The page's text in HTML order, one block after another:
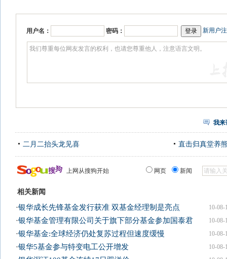
用户名： 密码： 新用户
我来
二月二抬头龙见喜 直击归真堂养
上网从搜狗开始 网页 新闻
相关新闻
10-08-
·银华成长先锋基金发行获准 双基金经理制是亮点
10-08-
·银华基金管理有限公司关于旗下部分基金参加国泰君
10-08-
·银华基金:全球经济仍处复苏过程但速度缓慢
10-08-
·银华5基金参与特变电工公开增发